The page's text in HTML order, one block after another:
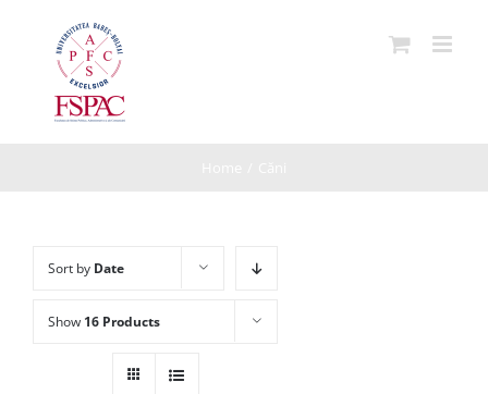
Sort by Date
Show 16 Products